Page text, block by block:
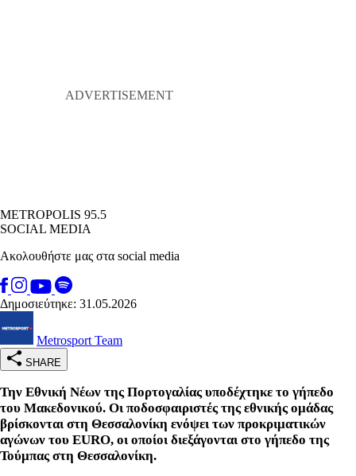
METROPOLIS 95.5
SOCIAL MEDIA
Ακολουθήστε μας στα social media
Δημοσιεύτηκε: 31.05.2026
Metrosport Team
SHARE
Την Εθνική Νέων της Πορτογαλίας υποδέχτηκε το γήπεδο
του Μακεδονικού. Οι ποδοσφαιριστές της εθνικής ομάδας
βρίσκονται στη Θεσσαλονίκη ενόψει των προκριματικών
αγώνων του EURO, οι οποίοι διεξάγονται στο γήπεδο της
Τούμπας στη Θεσσαλονίκη.